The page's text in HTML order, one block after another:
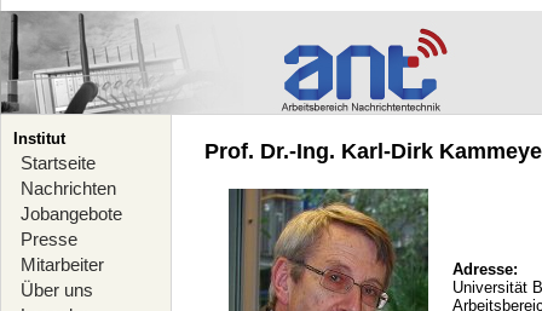
Institut
Startseite
Nachrichten
Jobangebote
Presse
Mitarbeiter
Über uns
Prof. Dr.-Ing. Karl-Dirk
Adresse:
Universität